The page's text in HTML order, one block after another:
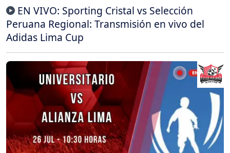
EN VIVO: Sporting Cristal vs Selección
Peruana Regional: Transmisión en vivo del
Adidas Lima Cup